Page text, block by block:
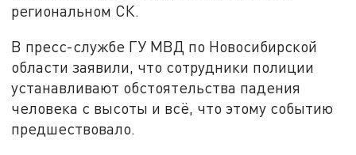
региональном СК.
В пресс-службе ГУ МВД по Новосибирской
области заявили, что сотрудники полиции
устанавливают обстоятельства падения
человека с высоты и всё, что этому событию
предшествовало.